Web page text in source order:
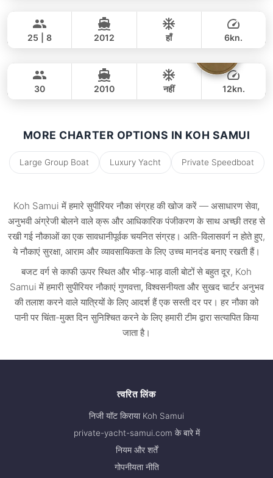
30,600 THB
CUSTOM BUILD 46FT
65,000 THB
56,500 THB
25 | 8 2012 हाँ 6kn.
CUSTOM BUILD 40FT
43,500 THB
30 2010 नहीं 12kn.
MORE CHARTER OPTIONS IN KOH SAMUI
Large Group Boat Luxury Yacht Private Speedboat
Koh Samui में हमारेसुपीरियर नौका संग्रहकी खोज करें — असाधारण सेवा,
अनुभवी अंग्रेजी बोलने वाले क्रू और आधिकारिक पंजीकरणके साथ अच्छी तरह से
रखी गई नौकाओं का एक सावधानीपूर्वक चयनित संग्रह। अति-विलासवर्ग न होते हुए,
ये नौकाएं सुरक्षा, आराम और व्यावसायिकता के लिए उच्च मानदंड बनाए रखती हैं।
बजट वर्ग से काफी ऊपर स्थित और भीड़-भाड़ वाली बोटों से बहुत दूर, Koh
Samui में हमारी सुपीरियर नौकाएंगुणवत्ता, विश्वसनीयता और सुखद चार्टर अनुभव
की तलाश करने वाले यात्रियों के लिए आदर्श हैंएक सस्ती दर पर। हर नौका को
पानी पर चिंता-मुक्त दिन सुनिश्चित करने के लिए हमारी टीम द्वारा सत्यापित किया
जाता है।
त्वरित लिंक
निजी यॉट किराया Koh Samui
private-yacht-samui.com के बारे में
नियम और शर्तें
गोपनीयता नीति